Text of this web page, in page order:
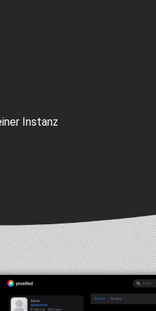
Instanz